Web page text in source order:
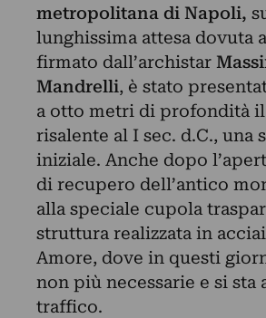
metropolitana di Napoli,
lunghissima attesa dovuta
firmato dall’archistar
Mandrelli, è stato
a otto metri di profondità
risalente al I sec. d.C.,
iniziale. Anche dopo
di recupero dell’antico
alla speciale cupola
struttura realizzata in
Amore, dove in questi
non più necessarie e si
traffico.